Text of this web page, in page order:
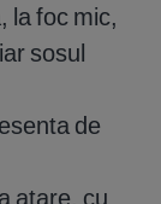
la foc mic,
sosul
de
atare, cu